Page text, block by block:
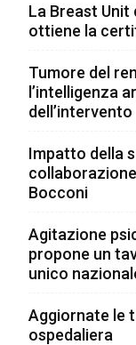
La Breast Unit
ottiene la
Tumore del
l’intelligenza
dell’intervento
Impatto della
Bocconi
Agitazione
propone un
unico
Aggiornate le
ospedaliera